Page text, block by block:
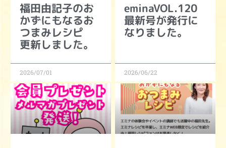
福田由記子のお
かずにもなるお
つまみレシピ
更新しました。
2026/07/01
eminaVOL.120
最新号が発行に
なりました。
2026/06/22